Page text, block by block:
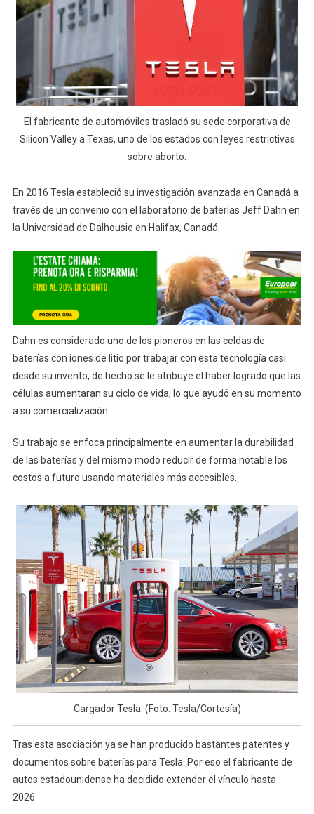
El fabricante de automóviles trasladó su sede corporativa de
Silicon Valley a Texas, uno de los estados con leyes restrictivas
sobre aborto.
En 2016 Tesla estableció su investigación avanzada en Canadá a
través de un convenio con el laboratorio de baterías Jeff Dahn en
la Universidad de Dalhousie en Halifax, Canadá.
Dahn es considerado uno de los pioneros en las celdas de
baterías con iones de litio por trabajar con esta tecnología casi
desde su invento, de hecho se le atribuye el haber logrado que las
células aumentaran su ciclo de vida, lo que ayudó en su momento
a su comercialización.
Su trabajo se enfoca principalmente en aumentar la durabilidad
de las baterías y del mismo modo reducir de forma notable los
costos a futuro usando materiales más accesibles.
Cargador Tesla. (Foto: Tesla/Cortesía)
Tras esta asociación ya se han producido bastantes patentes y
documentos sobre baterías para Tesla. Por eso el fabricante de
autos estadounidense ha decidido extender el vínculo hasta
2026.